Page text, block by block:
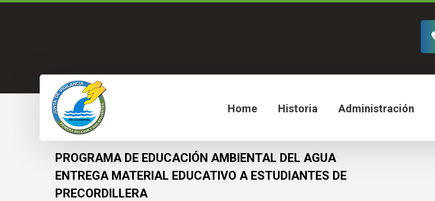
Home Historia Administración
PROGRAMA DE EDUCACIÓN AMBIENTAL DEL AGUA
ENTREGA MATERIAL EDUCATIVO A ESTUDIANTES DE
PRECORDILLERA